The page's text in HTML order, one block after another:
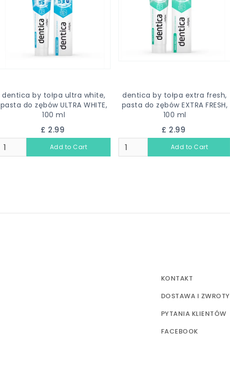
dentica by tołpa ultra white,
pasta do zębów ULTRA WHITE,
100 ml
£ 2.99
dentica by tołpa extra fresh,
pasta do zębów EXTRA FRESH,
100 ml
£ 2.99
KONTAKT
DOSTAWA I ZWROTY
PYTANIA KLIENTÓW
FACEBOOK